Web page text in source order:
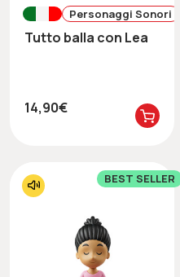
Personaggi Sonori
Tutto balla con Lea
14,90€
BEST SELLER